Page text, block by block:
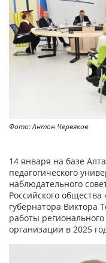
Фото: Антон Червяков
14 января на базе
педагогического
наблюдательного
Российского
губернатора Виктора
работы
организации в 2025